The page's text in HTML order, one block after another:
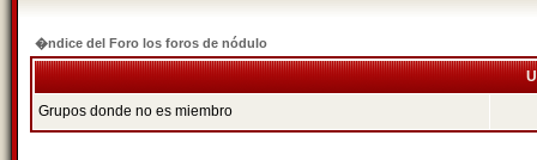
�ndice del Foro los foros de nódulo
Grupos donde no es miembro